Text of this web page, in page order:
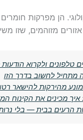
הן מפרקות
מזוהמים, שזו
טלפונים ולקרוא
לחשוב בדרך הזו
מהירקות להישאר
מכינים את הקינוח
הרעים בבית — בלי נרות